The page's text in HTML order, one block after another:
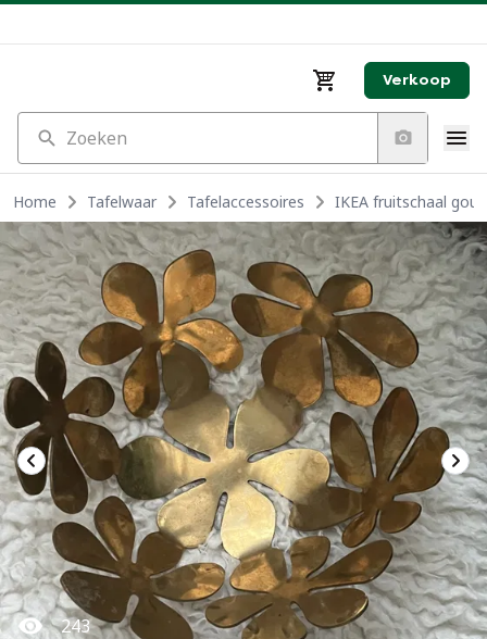
Verkoop
Zoeken
Home Tafelwaar Tafelaccessoires IKEA fruitschaal
243